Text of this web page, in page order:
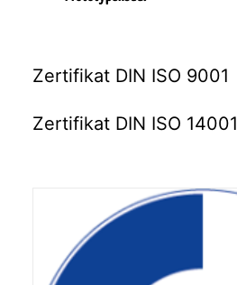
Zertifikat DIN ISO 9001
Zertifikat DIN ISO 14001